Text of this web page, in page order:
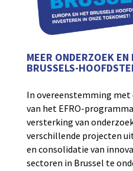
MEER ONDERZOEK
BRUSSELS-
In overeenstemming
van het EFRO-
versterking van
verschillende projecten
en consolidatie van
sectoren in Brussel te